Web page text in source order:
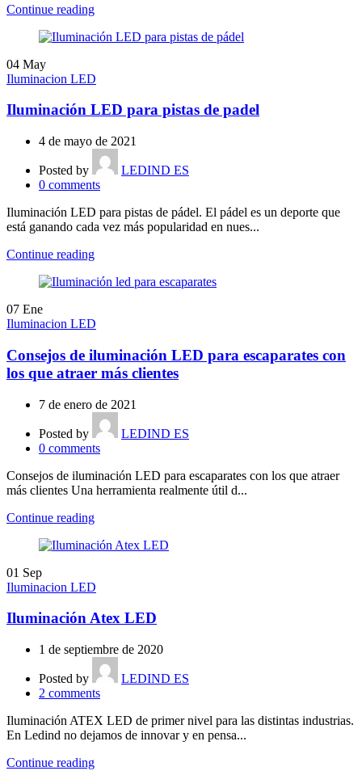
Continue reading
04 May
Iluminacion LED
Iluminación LED para pistas de padel
4 de mayo de 2021
Posted by
LEDIND ES
0 comments
Iluminación LED para pistas de pádel. El pádel es un deporte que
está ganando cada vez más popularidad en nues...
Continue reading
07 Ene
Iluminacion LED
Consejos de iluminación LED para escaparates con
los que atraer más clientes
7 de enero de 2021
Posted by
LEDIND ES
0 comments
Consejos de iluminación LED para escaparates con los que atraer
más clientes Una herramienta realmente útil d...
Continue reading
01 Sep
Iluminacion LED
Iluminación Atex LED
1 de septiembre de 2020
Posted by
LEDIND ES
2 comments
Iluminación ATEX LED de primer nivel para las distintas industrias.
En Ledind no dejamos de innovar y en pensa...
Continue reading